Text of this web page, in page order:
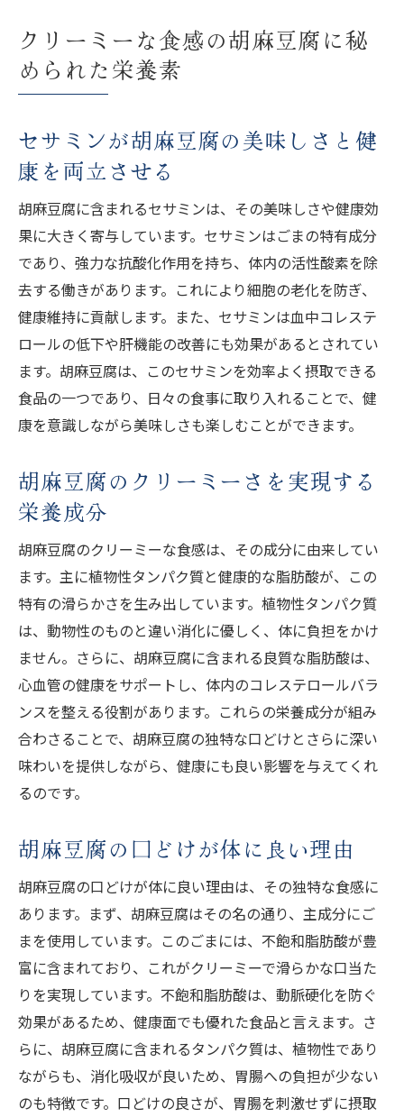
クリーミーな食感の胡麻豆腐に秘
められた栄養素
セサミンが胡麻豆腐の美味しさと健
康を両立させる
胡麻豆腐に含まれるセサミンは、その美味しさや健康効
果に大きく寄与しています。セサミンはごまの特有成分
であり、強力な抗酸化作用を持ち、体内の活性酸素を除
去する働きがあります。これにより細胞の老化を防ぎ、
健康維持に貢献します。また、セサミンは血中コレステ
ロールの低下や肝機能の改善にも効果があるとされてい
ます。胡麻豆腐は、このセサミンを効率よく摂取できる
食品の一つであり、日々の食事に取り入れることで、健
康を意識しながら美味しさも楽しむことができます。
胡麻豆腐のクリーミーさを実現する
栄養成分
胡麻豆腐のクリーミーな食感は、その成分に由来してい
ます。主に植物性タンパク質と健康的な脂肪酸が、この
特有の滑らかさを生み出しています。植物性タンパク質
は、動物性のものと違い消化に優しく、体に負担をかけ
ません。さらに、胡麻豆腐に含まれる良質な脂肪酸は、
心血管の健康をサポートし、体内のコレステロールバラ
ンスを整える役割があります。これらの栄養成分が組み
合わさることで、胡麻豆腐の独特な口どけとさらに深い
味わいを提供しながら、健康にも良い影響を与えてくれ
るのです。
胡麻豆腐の口どけが体に良い理由
胡麻豆腐の口どけが体に良い理由は、その独特な食感に
あります。まず、胡麻豆腐はその名の通り、主成分にご
まを使用しています。このごまには、不飽和脂肪酸が豊
富に含まれており、これがクリーミーで滑らかな口当た
りを実現しています。不飽和脂肪酸は、動脈硬化を防ぐ
効果があるため、健康面でも優れた食品と言えます。さ
らに、胡麻豆腐に含まれるタンパク質は、植物性であり
ながらも、消化吸収が良いため、胃腸への負担が少ない
のも特徴です。口どけの良さが、胃腸を刺激せずに摂取